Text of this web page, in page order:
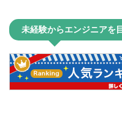
未経験からエンジニアを